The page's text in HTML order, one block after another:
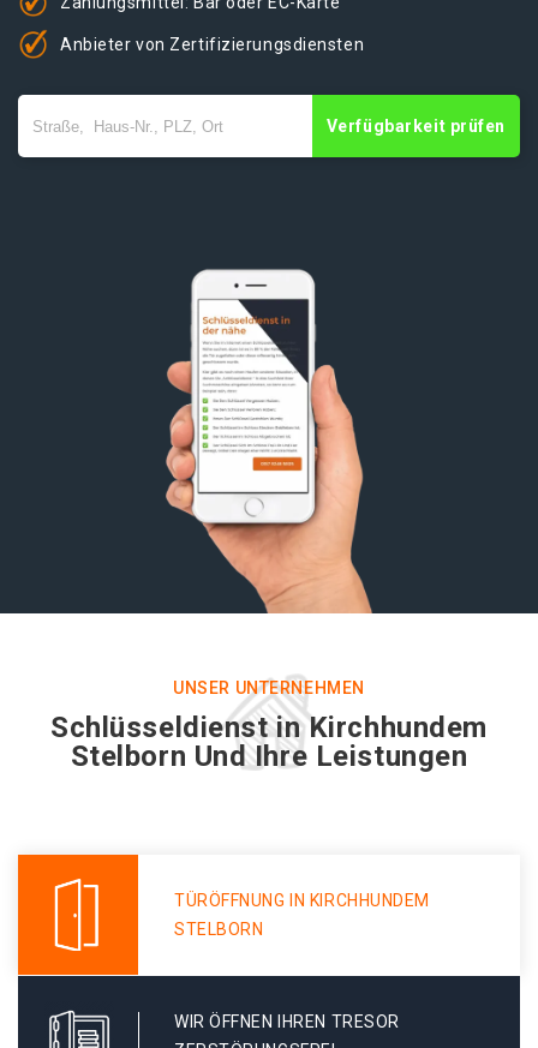
Anbieter von Zertifizierungsdiensten
Verfügbarkeit prüfen
UNSER UNTERNEHMEN
Schlüsseldienst in Kirchhundem
Stelborn Und Ihre Leistungen
TÜRÖFFNUNG IN KIRCHHUNDEM
STELBORN
WIR ÖFFNEN IHREN TRESOR